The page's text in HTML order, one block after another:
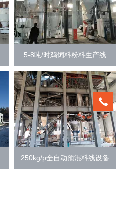
5-8吨/时鸡饲料粉料生产线
时产20吨蛋鸡粉状饲料线和35型颗粒饲料线 250kg/p全自动预混料线设备